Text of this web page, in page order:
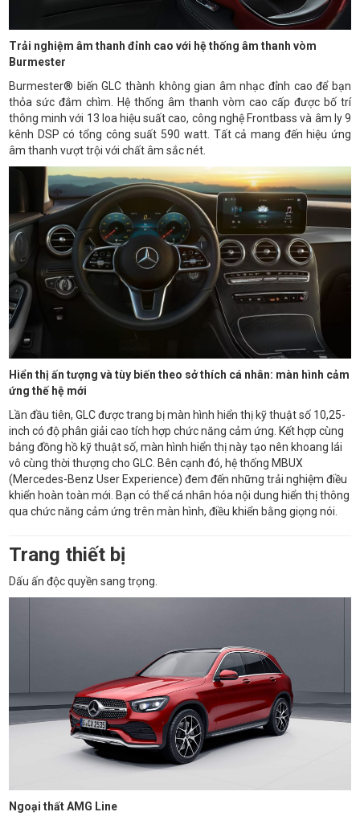
Trải nghiệm âm thanh đỉnh cao với hệ thống âm thanh vòm
Burmester
Burmester® biến GLC thành không gian âm nhạc đỉnh cao để bạn
thỏa sức đắm chìm. Hệ thống âm thanh vòm cao cấp được bố trí
thông minh với 13 loa hiệu suất cao, công nghệ Frontbass và âm ly 9
kênh DSP có tổng công suất 590 watt. Tất cả mang đến hiệu ứng
âm thanh vượt trội với chất âm sắc nét.
Hiển thị ấn tượng và tùy biến theo sở thích cá nhân: màn hình cảm
ứng thế hệ mới
Lần đầu tiên, GLC được trang bị màn hình hiển thị kỹ thuật số 10,25-
inch có độ phân giải cao tích hợp chức năng cảm ứng. Kết hợp cùng
bảng đồng hồ kỹ thuật số, màn hình hiển thị này tạo nên khoang lái
vô cùng thời thượng cho GLC. Bên cạnh đó, hệ thống MBUX
(Mercedes-Benz User Experience) đem đến những trải nghiệm điều
khiển hoàn toàn mới. Bạn có thể cá nhân hóa nội dung hiển thị thông
qua chức năng cảm ứng trên màn hình, điều khiển bằng giọng nói.
Trang thiết bị
Dấu ấn độc quyền sang trọng.
Ngoại thất AMG Line